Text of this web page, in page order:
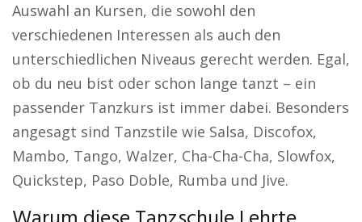
Auswahl an Kursen, die sowohl den
verschiedenen Interessen als auch den
unterschiedlichen Niveaus gerecht werden. Egal,
ob du neu bist oder schon lange tanzt – ein
passender Tanzkurs ist immer dabei. Besonders
angesagt sind Tanzstile wie Salsa, Discofox,
Mambo, Tango, Walzer, Cha-Cha-Cha, Slowfox,
Quickstep, Paso Doble, Rumba und Jive.